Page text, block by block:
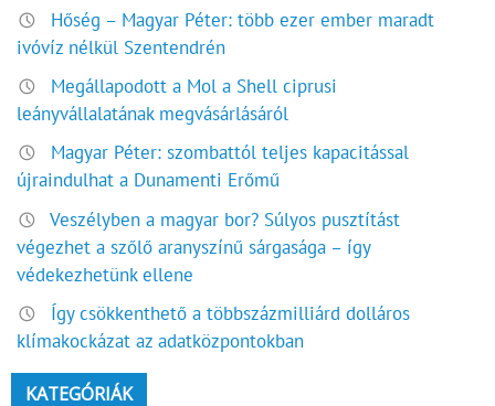
Hőség – Magyar Péter: több ezer ember maradt
ivóvíz nélkül Szentendrén
Megállapodott a Mol a Shell ciprusi
leányvállalatának megvásárlásáról
Magyar Péter: szombattól teljes kapacitással
újraindulhat a Dunamenti Erőmű
Veszélyben a magyar bor? Súlyos pusztítást
végezhet a szőlő aranyszínű sárgasága – így
védekezhetünk ellene
Így csökkenthető a többszázmilliárd dolláros
klímakockázat az adatközpontokban
KATEGÓRIÁK